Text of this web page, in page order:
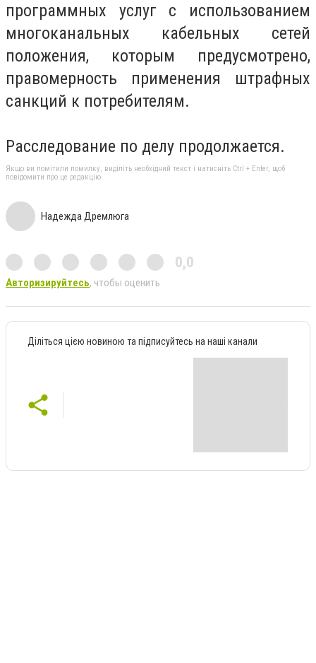
программных услуг с использованием
многоканальных кабельных сетей
положения, которым предусмотрено,
правомерность применения штрафных
санкций к потребителям.
Расследование по делу продолжается.
Якщо ви помітили помилку, виділіть необхідний текст і натисніть Ctrl + Enter, щоб
повідомити про це редакцію
Надежда Дремлюга
0,0
Авторизируйтесь, чтобы оценить
Діліться цією новиною та підписуйтесь на наші канали